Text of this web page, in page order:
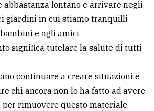
abbastanza lontano e arrivare negli
giardini in cui stiamo tranquilli
e agli amici.
significa tutelare la salute di tutti
continuare a creare situazioni e
chi ancora non lo ha fatto ad avere
rimuovere questo materiale.